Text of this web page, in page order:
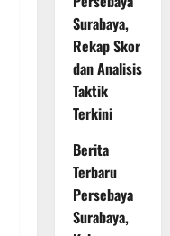
Surabaya,
Rekap Skor
dan Analisis
Taktik
Terkini
Berita
Terbaru
Persebaya
Surabaya,